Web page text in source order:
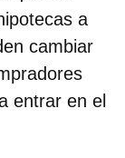
a
cambiar
entrar en el